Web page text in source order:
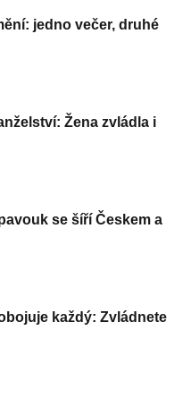
jedno večer, druhé
Žena zvládla i
se šíří Českem a
každý: Zvládnete